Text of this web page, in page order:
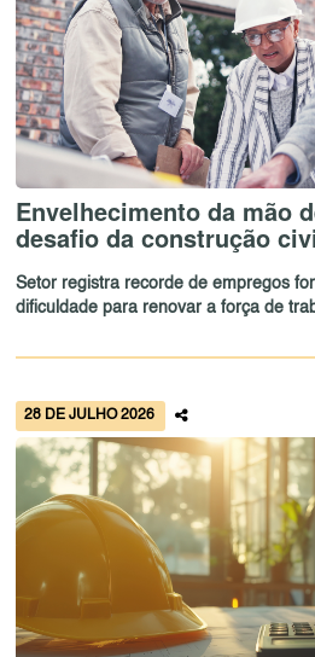
Envelhecimento da mão
desafio da construção
Setor registra recorde de empregos
dificuldade para renovar a força de
28 DE JULHO 2026